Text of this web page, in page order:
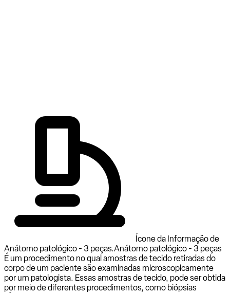
Ícone da Informação de
Anátomo patológico - 3 peças.Anátomo patológico - 3 peças
É um procedimento no qual amostras de tecido retiradas do
corpo de um paciente são examinadas microscopicamente
por um patologista. Essas amostras de tecido, pode ser obtida
por meio de diferentes procedimentos, como biópsias